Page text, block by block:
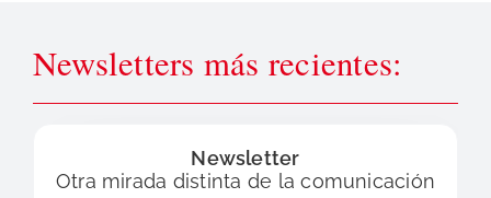
Newsletters más recientes:
Newsletter
Otra mirada distinta de la comunicación